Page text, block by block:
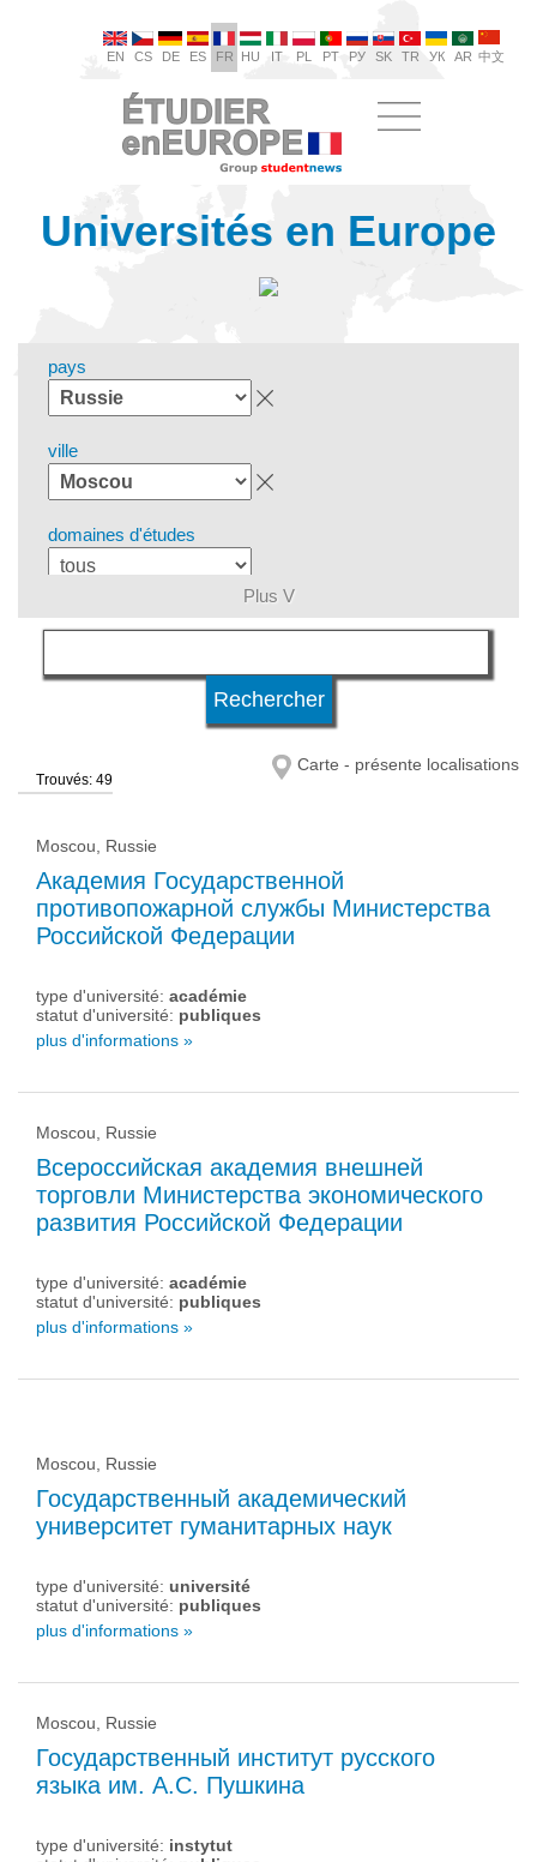
EN CS DE ES FR HU IT PL PT РУ SK TR УК AR 中文
Universités en Europe
pays
ville
domaines d'études
langue
type d'université
statut d'université
Plus V
Trouvés: 49
Carte - présente localisations
Moscou, Russie
Академия Государственной
противопожарной службы Министерства
Российской Федерации
type d'université: académie
statut d'université: publiques
plus d'informations »
Moscou, Russie
Всероссийская академия внешней
торговли Министерства экономического
развития Российской Федерации
type d'université: académie
statut d'université: publiques
plus d'informations »
Moscou, Russie
Государственный академический
университет гуманитарных наук
type d'université: université
statut d'université: publiques
plus d'informations »
Moscou, Russie
Государственный институт русского
языка им. А.С. Пушкина
type d'université: instytut